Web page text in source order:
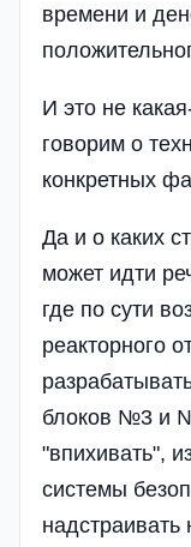
времени и
И это не
говорим о
конкретных
Да и о каких
может идти
где по сути
реакторного
блоков №3 и
"впихивать",
системы
надстраивать